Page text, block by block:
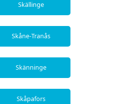
Skällinge
Skåne-Tranås
Skänninge
Skåpafors